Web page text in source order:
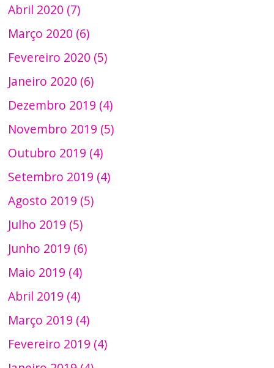
Abril 2020 (7)
Março 2020 (6)
Fevereiro 2020 (5)
Janeiro 2020 (6)
Dezembro 2019 (4)
Novembro 2019 (5)
Outubro 2019 (4)
Setembro 2019 (4)
Agosto 2019 (5)
Julho 2019 (5)
Junho 2019 (6)
Maio 2019 (4)
Abril 2019 (4)
Março 2019 (4)
Fevereiro 2019 (4)